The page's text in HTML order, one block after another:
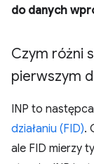
do danych
Czym różni
pierwszym
INP to
działaniu (FID).
ale FID mierzy